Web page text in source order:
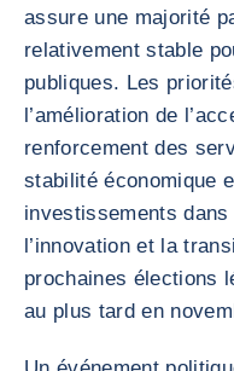
assure une majorité
relativement stable
publiques. Les
l’amélioration de
renforcement des
stabilité économique
investissements
l’innovation et la
prochaines élections
au plus tard en